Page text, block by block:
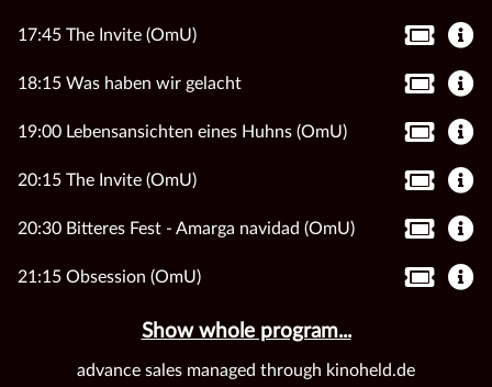
17:45 The Invite (OmU)
18:15 Was haben wir gelacht
19:00 Lebensansichten eines Huhns (OmU)
20:15 The Invite (OmU)
20:30 Bitteres Fest - Amarga navidad (OmU)
21:15 Obsession (OmU)
Show whole program...
advance sales managed through kinoheld.de